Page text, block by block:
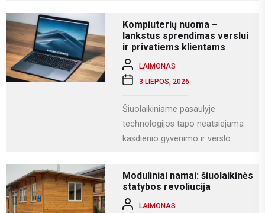
vestuvių...
Kompiuterių nuoma –
lankstus sprendimas verslui
ir privatiems klientams
LAIMONAS
3 LIEPOS, 2026
Šiuolaikiniame pasaulyje
technologijos tapo neatsiejama
kasdienio gyvenimo ir verslo
komunikacijai ir įvairioms
specializuotoms užduotims...
Moduliniai namai: šiuolaikinės
statybos revoliucija
LAIMONAS